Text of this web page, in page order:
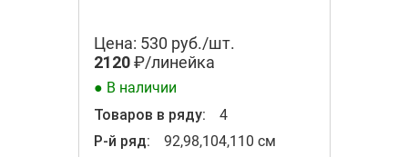
Цена: 530 руб./шт.
2120₽/линейка
● В наличии
Товаров в ряду:
4
Р-й ряд:
92,98,104,110 см